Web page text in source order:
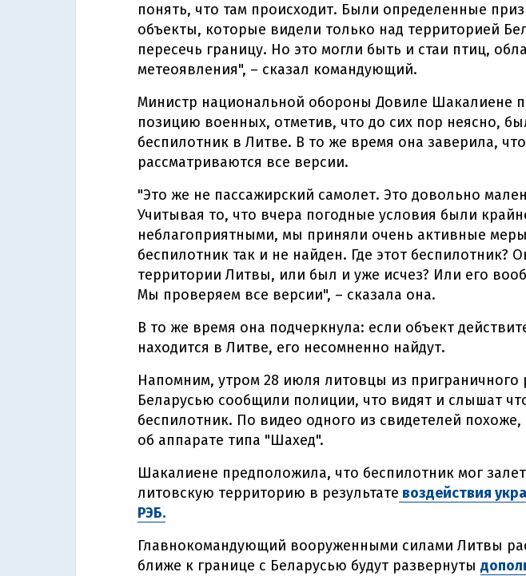
понять, что там происходит. Были определенные
объекты, которые видели только над территорией
пересечь границу. Но это могли быть и стаи птиц,
метеоявления", – сказал командующий.
Министр национальной обороны Довиле Шакалиене
позицию военных, отметив, что до сих пор неясно,
беспилотник в Литве. В то же время она заверила, что
рассматриваются все версии.
"Это же не пассажирский самолет. Это довольно
Учитывая то, что вчера погодные условия были
неблагоприятными, мы приняли очень активные
беспилотник так и не найден. Где этот беспилотник?
территории Литвы, или был и уже исчез? Или его
Мы проверяем все версии", – сказала она.
В то же время она подчеркнула: если объект
находится в Литве, его несомненно найдут.
Напомним, утром 28 июля литовцы из приграничного
Беларусью сообщили полиции, что видят и слышат
беспилотник. По видео одного из свидетелей
об аппарате типа "Шахед".
Шакалиене предположила, что беспилотник мог
литовскую территорию в результате воздействия
РЭБ.
Главнокомандующий вооруженными силами Литвы
ближе к границе с Беларусью будут развернуты